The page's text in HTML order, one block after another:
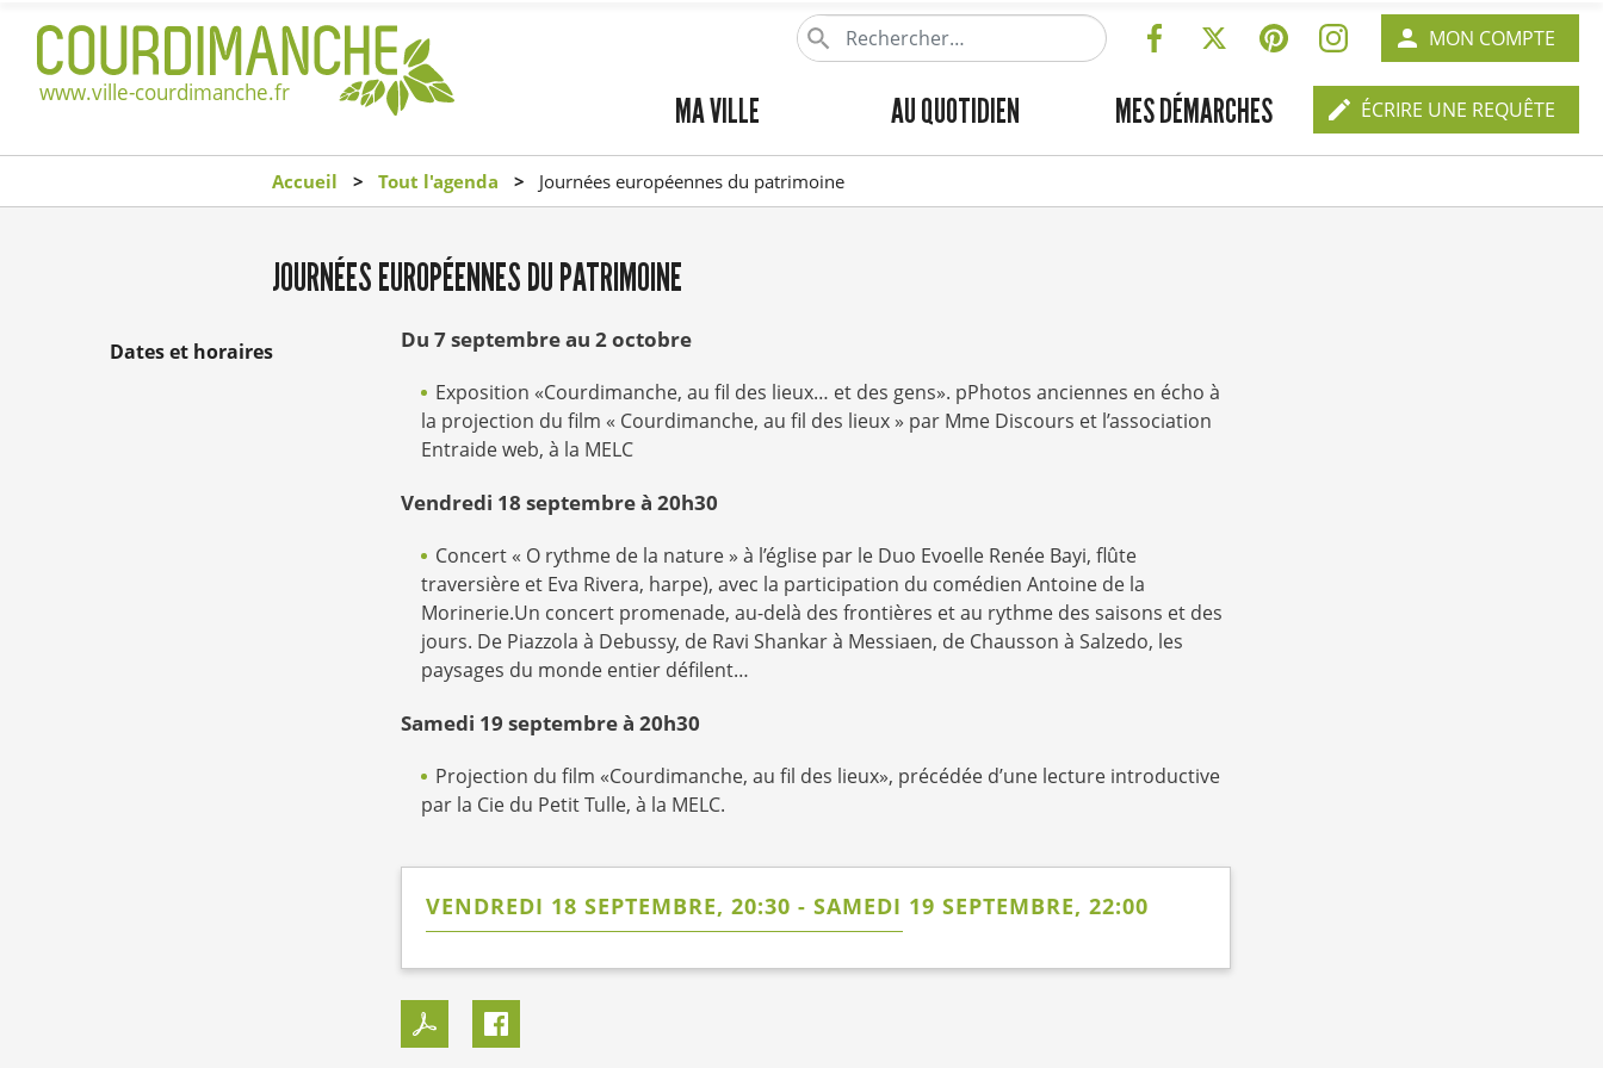
Aller
au
EN-
TÊTE
-
CONNEXION
MON COMPTE
RÉSEAUX
EN-
TÊTE
ÉCRIRE UNE REQUÊTE
PRINCIPAL
MA VILLE AU QUOTIDIEN MES DÉMARCHES
Accueil Tout l'agenda Journées européennes du patrimoine
JOURNÉES EUROPÉENNES DU PATRIMOINE
Dates et horaires Du 7 septembre au 2 octobre
Exposition «Courdimanche, au fil des lieux… et des gens». pPhotos anciennes en écho à
la projection du film « Courdimanche, au fil des lieux » par Mme Discours et l’association
Entraide web, à la MELC
Vendredi 18 septembre à 20h30
Concert « O rythme de la nature » à l’église par le Duo Evoelle Renée Bayi, flûte
traversière et Eva Rivera, harpe), avec la participation du comédien Antoine de la
Morinerie.Un concert promenade, au-delà des frontières et au rythme des saisons et des
jours. De Piazzola à Debussy, de Ravi Shankar à Messiaen, de Chausson à Salzedo, les
paysages du monde entier défilent…
Samedi 19 septembre à 20h30
Projection du film «Courdimanche, au fil des lieux», précédée d’une lecture introductive
par la Cie du Petit Tulle, à la MELC.
VENDREDI 18 SEPTEMBRE, 20:30 - SAMEDI 19 SEPTEMBRE, 22:00